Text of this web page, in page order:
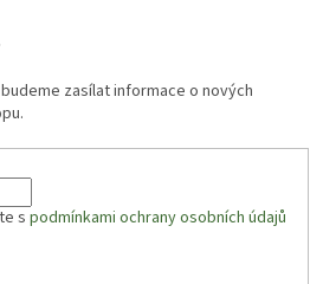
zasílat informace o nových
s podmínkami ochrany osobních údajů